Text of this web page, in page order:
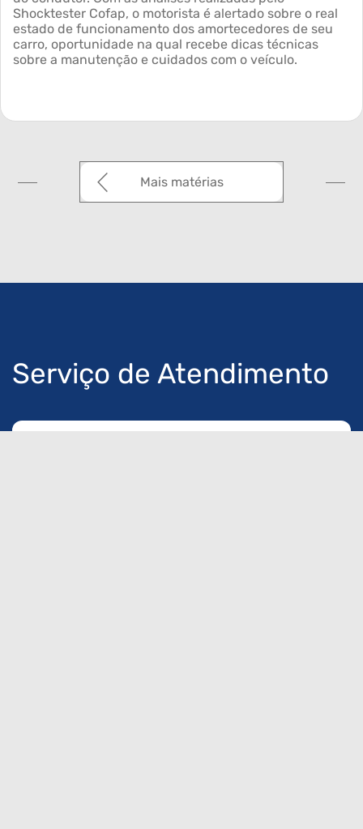
Shocktester Cofap, o motorista é alertado sobre o real
estado de funcionamento dos amortecedores de seu
carro, oportunidade na qual recebe dicas técnicas
sobre a manutenção e cuidados com o veículo.
Mais matérias
Serviço de Atendimento